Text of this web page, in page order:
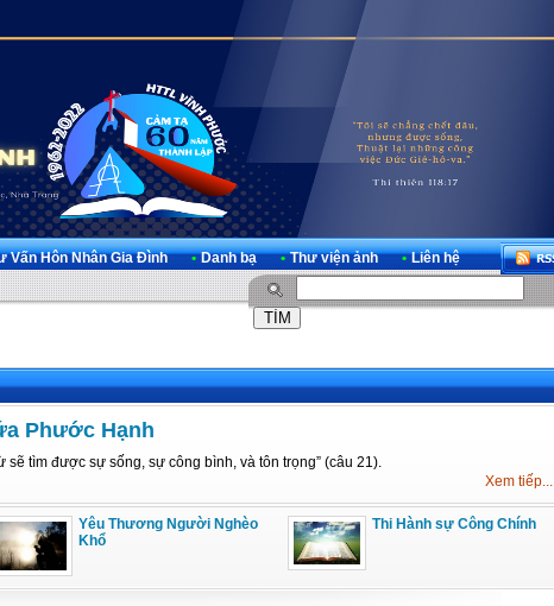
Vấn Hôn Nhân Gia Đình • Danh bạ • Thư viện ảnh • Liên hệ
Phước Hạnh
tìm được sự sống, sự công bình, và tôn trọng” (câu 21).
Xem tiếp...
Yêu Thương Người Nghèo
Khổ
Thi Hành sự Công Chính